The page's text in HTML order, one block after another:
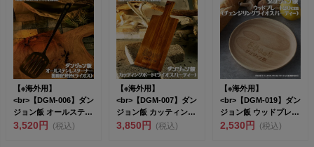
【※海外用】
<br>【DGM-006】ダン
ジョン飯 オールステン
レスター...
3,520円 (税込)
【※海外用】
<br>【DGM-007】ダン
ジョン飯 カッティング
ボード（...
3,850円 (税込)
【※海外用】
<br>【DGM-019】ダン
ジョン飯 ウッドプレー
ト20c...
2,530円 (税込)